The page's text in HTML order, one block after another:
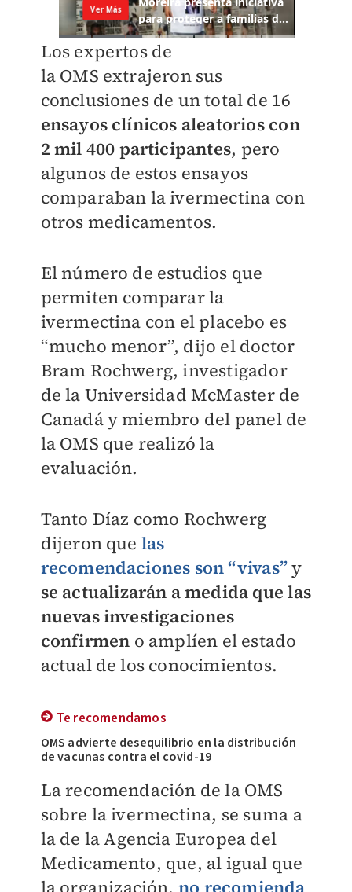
Los expertos de
la OMS extrajeron sus
conclusiones de un total de 16
ensayos clínicos aleatorios con
2 mil 400 participantes, pero
algunos de estos ensayos
comparaban la ivermectina con
otros medicamentos.
El número de estudios que
permiten comparar la
ivermectina con el placebo es
“mucho menor”, dijo el doctor
Bram Rochwerg, investigador
de la Universidad McMaster de
Canadá y miembro del panel de
la OMS que realizó la
evaluación.
Tanto Díaz como Rochwerg
dijeron que las
recomendaciones son “vivas”y
se actualizarán a medida que las
nuevas investigaciones
confirmen o amplíen el estado
actual de los conocimientos.
Te recomendamos
OMS advierte desequilibrio en la distribución
de vacunas contra el covid-19
La recomendación de la OMS
sobre la ivermectina, se suma a
la de la Agencia Europea del
Medicamento, que, al igual que